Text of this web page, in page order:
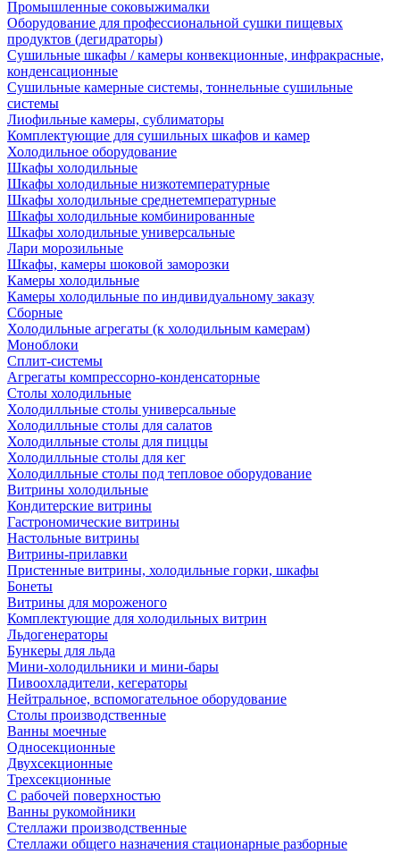
Промышленные соковыжималки
Оборудование для профессиональной сушки пищевых
продуктов (дегидраторы)
Сушильные шкафы / камеры конвекционные, инфракрасные,
конденсационные
Сушильные камерные системы, тоннельные сушильные
системы
Лиофильные камеры, сублиматоры
Комплектующие для сушильных шкафов и камер
Холодильное оборудование
Шкафы холодильные
Шкафы холодильные низкотемпературные
Шкафы холодильные среднетемпературные
Шкафы холодильные комбинированные
Шкафы холодильные универсальные
Лари морозильные
Шкафы, камеры шоковой заморозки
Камеры холодильные
Камеры холодильные по индивидуальному заказу
Сборные
Холодильные агрегаты (к холодильным камерам)
Моноблоки
Сплит-системы
Агрегаты компрессорно-конденсаторные
Столы холодильные
Холодилльные столы универсальные
Холодилльные столы для салатов
Холодилльные столы для пиццы
Холодилльные столы для кег
Холодилльные столы под тепловое оборудование
Витрины холодильные
Кондитерские витрины
Гастрономические витрины
Настольные витрины
Витрины-прилавки
Пристенные витрины, холодильные горки, шкафы
Бонеты
Витрины для мороженого
Комплектующие для холодильных витрин
Льдогенераторы
Бункеры для льда
Мини-холодильники и мини-бары
Пивоохладители, кегераторы
Нейтральное, вспомогательное оборудование
Столы производственные
Ванны моечные
Односекционные
Двухсекционные
Трехсекционные
С рабочей поверхностью
Ванны рукомойники
Стеллажи производственные
Стеллажи общего назначения стационарные разборные